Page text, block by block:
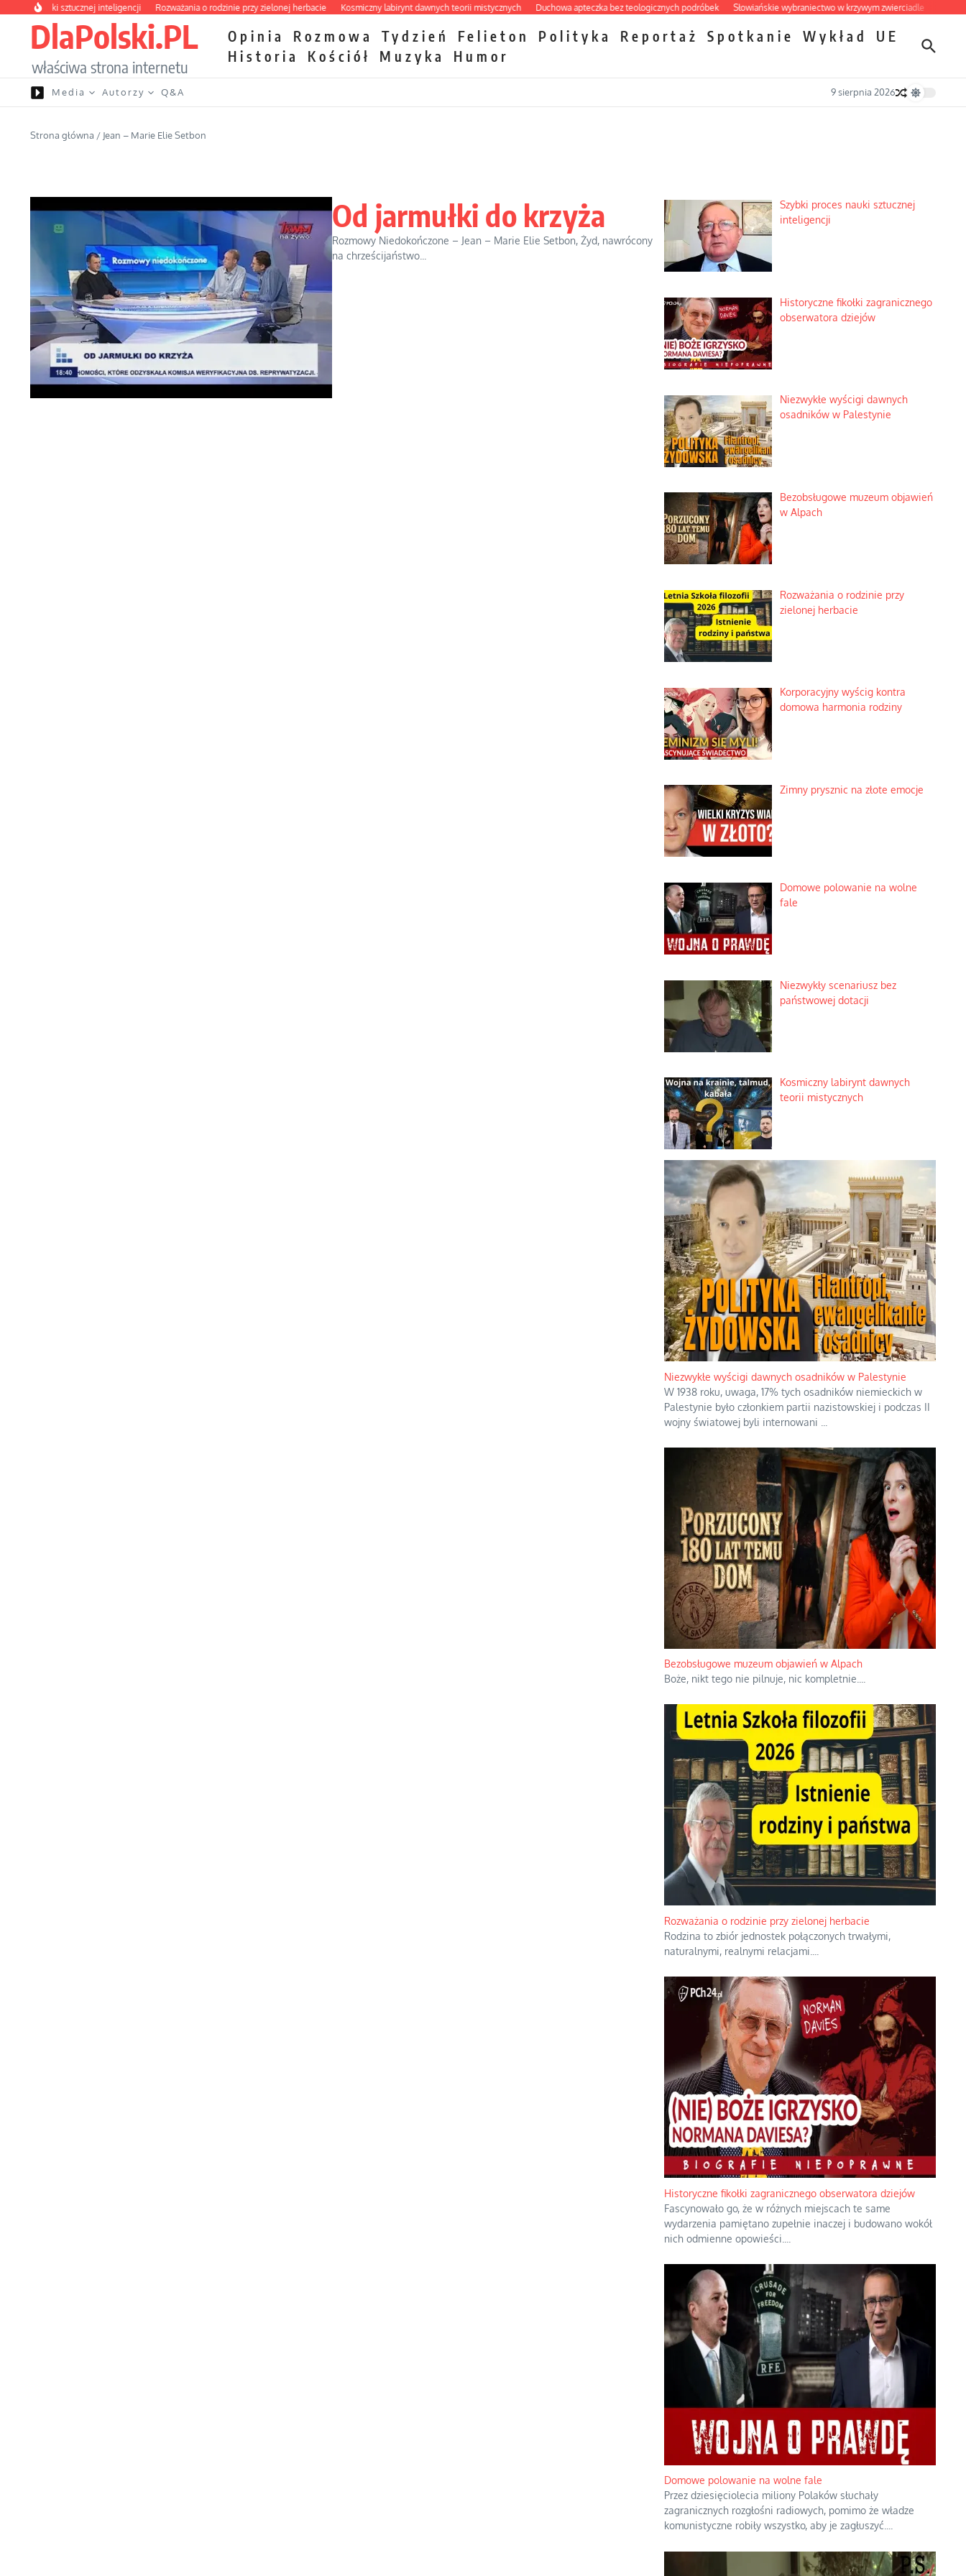
Przejdź do treści
nauki sztucznej inteligencji Rozważania o rodzinie przy zielonej herbacie Kosmiczny labirynt dawnych teorii mistycznych Duchowa apteczka bez teologicznych podróbek Słowiańskie wybraniectwo w krzywym zwierciadle Mrożony
DlaPolski.PL
właściwa strona internetu
Opinia Rozmowa Tydzień Felieton Polityka Reportaż Spotkanie Wykład
UE
Historia
Kościół Muzyka Humor
Media Autorzy Q&A 9 sierpnia 2026
Strona główna / Jean – Marie Elie Setbon
Od jarmułki do krzyża
Rozmowy Niedokończone – Jean – Marie Elie Setbon, Żyd, nawrócony
na chrześcijaństwo...
Szybki proces nauki sztucznej
inteligencji
Historyczne fikołki zagranicznego
obserwatora dziejów
Niezwykłe wyścigi dawnych
osadników w Palestynie
Bezobsługowe muzeum objawień
w Alpach
Rozważania o rodzinie przy
zielonej herbacie
Korporacyjny wyścig kontra
domowa harmonia rodziny
Zimny prysznic na złote emocje
Domowe polowanie na wolne
fale
Niezwykły scenariusz bez
państwowej dotacji
Kosmiczny labirynt dawnych
teorii mistycznych
Niezwykłe wyścigi dawnych osadników w Palestynie
W 1938 roku, uwaga, 17% tych osadników niemieckich w
Palestynie było członkiem partii nazistowskiej i podczas II
wojny światowej byli internowani
Bezobsługowe muzeum objawień w Alpach
Boże, nikt tego nie pilnuje, nic kompletnie.
Rozważania o rodzinie przy zielonej herbacie
Rodzina to zbiór jednostek połączonych trwałymi,
naturalnymi, realnymi relacjami.
Historyczne fikołki zagranicznego obserwatora dziejów
Fascynowało go, że w różnych miejscach te same
wydarzenia pamiętano zupełnie inaczej i budowano wokół
nich odmienne opowieści.
Domowe polowanie na wolne fale
Przez dziesięciolecia miliony Polaków słuchały
zagranicznych rozgłośni radiowych, pomimo że władze
komunistyczne robiły wszystko, aby je zagłuszyć.